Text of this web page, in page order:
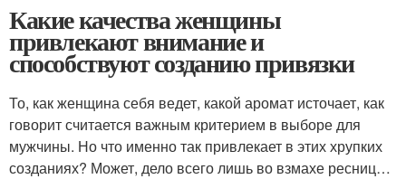
Какие качества женщины
привлекают внимание и
способствуют созданию привязки
То, как женщина себя ведет, какой аромат источает, как
говорит считается важным критерием в выборе для
мужчины. Но что именно так привлекает в этих хрупких
созданиях? Может, дело всего лишь во взмахе ресниц…